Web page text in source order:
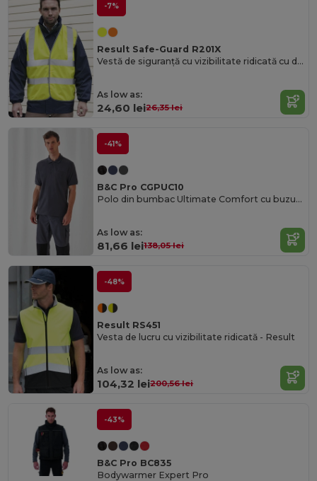
-7%
Result Safe-Guard R201X
Vestă de siguranță cu vizibilitate ridicată cu dungi reflectorizante
As low as:
24,60 lei26,35 lei
-41%
B&C Pro CGPUC10
Polo din bumbac Ultimate Comfort cu buzunar practic
As low as:
81,66 lei138,05 lei
-48%
Result RS451
Vesta de lucru cu vizibilitate ridicată - Result
As low as:
104,32 lei200,56 lei
-43%
B&C Pro BC835
Bodywarmer Expert Pro